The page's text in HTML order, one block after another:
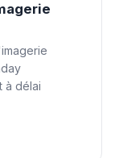
à délai